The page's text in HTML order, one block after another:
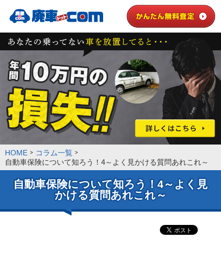
HOME
コラム一覧
自動車保険について知ろう！4～よく見かける質問あれこれ～
自動車保険について知ろう！4～よく見
かける質問あれこれ～